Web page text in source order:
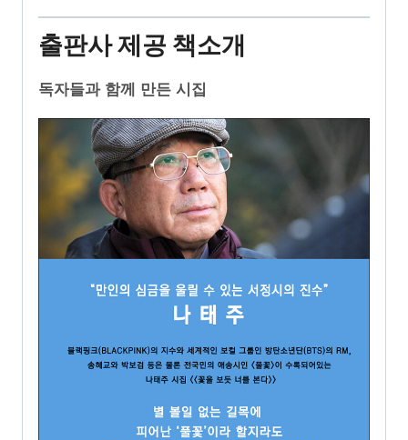
출판사 제공 책소개
독자들과 함께 만든 시집